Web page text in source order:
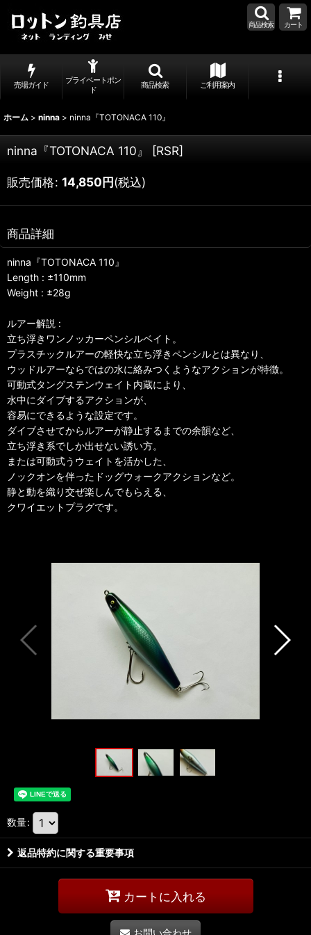
商品検索 カート
売場ガイド
プライベートポン
ド
商品検索 ご利用案内
ホーム > ninna > ninna『TOTONACA 110』
ninna『TOTONACA 110』 [RSR]
販売価格: 14,850円(税込)
商品詳細
ninna『TOTONACA 110』
Length : ±110mm
Weight : ±28g
ルアー解説 :
立ち浮きワンノッカーペンシルベイト。
プラスチックルアーの軽快な立ち浮きペンシルとは異なり、
ウッドルアーならではの水に絡みつくようなアクションが特徴。
可動式タングステンウェイト内蔵により、
水中にダイブするアクションが、
容易にできるような設定です。
ダイブさせてからルアーが静止するまでの余韻など、
立ち浮き系でしか出せない誘い方。
または可動式うウェイトを活かした、
ノックオンを伴ったドッグウォークアクションなど。
静と動を織り交ぜ楽しんでもらえる、
クワイエットプラグです。
数量:
返品特約に関する重要事項
カートに入れる
お問い合わせ